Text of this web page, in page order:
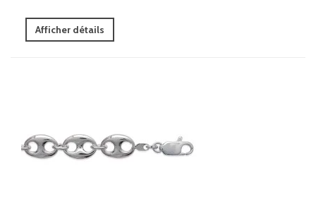
Afficher détails